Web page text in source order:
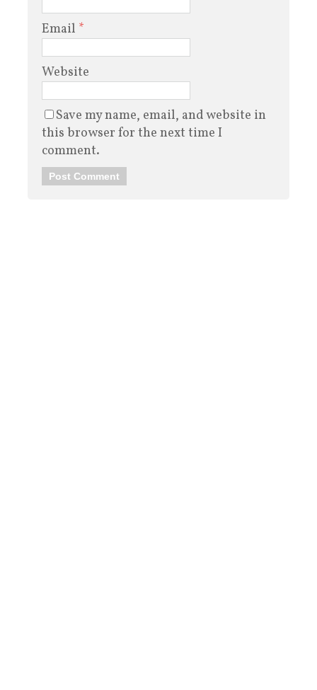
Email *
Website
Save my name, email, and website in
this browser for the next time I
comment.